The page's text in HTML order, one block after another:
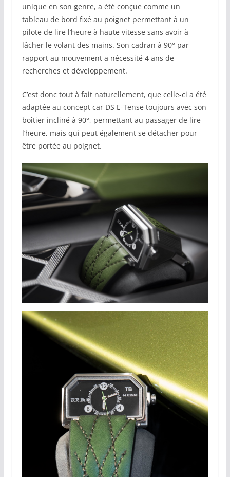
unique en son genre, a été conçue comme un
tableau de bord fixé au poignet permettant à un
pilote de lire l’heure à haute vitesse sans avoir à
lâcher le volant des mains. Son cadran à 90° par
rapport au mouvement a nécessité 4 ans de
recherches et développement.
C’est donc tout à fait naturellement, que celle-ci a été
adaptée au concept car DS E-Tense toujours avec son
boîtier incliné à 90°, permettant au passager de lire
l’heure, mais qui peut également se détacher pour
être portée au poignet.